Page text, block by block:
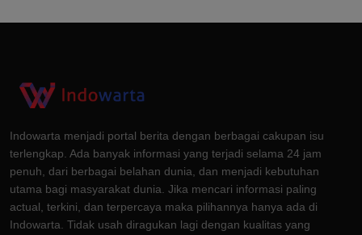
Indowarta menjadi portal berita dengan berbagai cakupan isu
terlengkap. Ada banyak informasi yang terjadi selama 24 jam
penuh, dari berbagai belahan dunia, dan menjadi kebutuhan
utama bagi masyarakat dunia. Jika mencari informasi paling
actual, terkini, dan terpercaya maka pilihannya hanya ada di
Indowarta. Tidak usah diragukan lagi dengan kualitas yang